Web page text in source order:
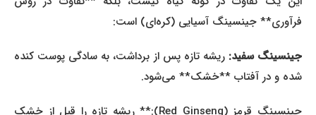
فرآوری** جینسینگ آسیایی (کره‌ای) است:
جینسینگ سفید:ریشه تازه پس از برداشت، به سادگی پوست کنده
شده و در آفتاب **خشک** می‌شود.
جینسینگ قرمز (Red Ginseng):** ریشه تازه را قبل از خشک